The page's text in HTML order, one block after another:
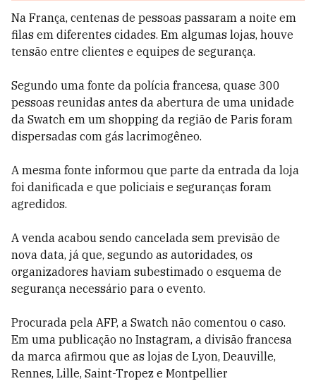
Na França, centenas de pessoas passaram a noite em
filas em diferentes cidades. Em algumas lojas, houve
tensão entre clientes e equipes de segurança.
Segundo uma fonte da polícia francesa, quase 300
pessoas reunidas antes da abertura de uma unidade
da Swatch em um shopping da região de Paris foram
dispersadas com gás lacrimogêneo.
A mesma fonte informou que parte da entrada da loja
foi danificada e que policiais e seguranças foram
agredidos.
A venda acabou sendo cancelada sem previsão de
nova data, já que, segundo as autoridades, os
organizadores haviam subestimado o esquema de
segurança necessário para o evento.
Procurada pela AFP, a Swatch não comentou o caso.
Em uma publicação no Instagram, a divisão francesa
da marca afirmou que as lojas de Lyon, Deauville,
Rennes, Lille, Saint-Tropez e Montpellier